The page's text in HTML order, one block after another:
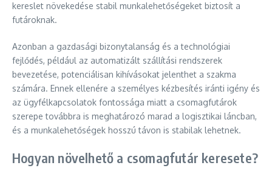
kereslet növekedése stabil munkalehetőségeket biztosít a
futároknak.
Azonban a gazdasági bizonytalanság és a technológiai
fejlődés, például az automatizált szállítási rendszerek
bevezetése, potenciálisan kihívásokat jelenthet a szakma
számára. Ennek ellenére a személyes kézbesítés iránti igény és
az ügyfélkapcsolatok fontossága miatt a csomagfutárok
szerepe továbbra is meghatározó marad a logisztikai láncban,
és a munkalehetőségek hosszú távon is stabilak lehetnek.
Hogyan növelhető a csomagfutár keresete?